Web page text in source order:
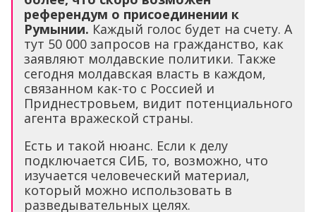
референдум о присоединении к
Румынии. Каждый голос будет на счету. А
тут 50 000 запросов на гражданство, как
заявляют молдавские политики. Также
сегодня молдавская власть в каждом,
связанном как-то с Россией и
Приднестровьем, видит потенциального
агента вражеской страны.
Есть и такой нюанс. Если к делу
подключается СИБ, то, возможно, что
изучается человеческий материал,
который можно использовать в
разведывательных целях.